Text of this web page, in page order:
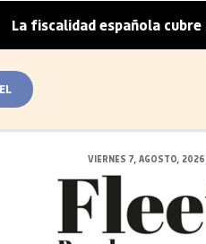
española cubre menos de
VIERNES 7, AGOSTO, 2026